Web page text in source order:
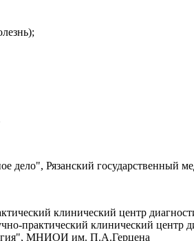
дело", Рязанский государственный
клинический центр
практический клинический центр
МНИОИ им. П.А.Герцена